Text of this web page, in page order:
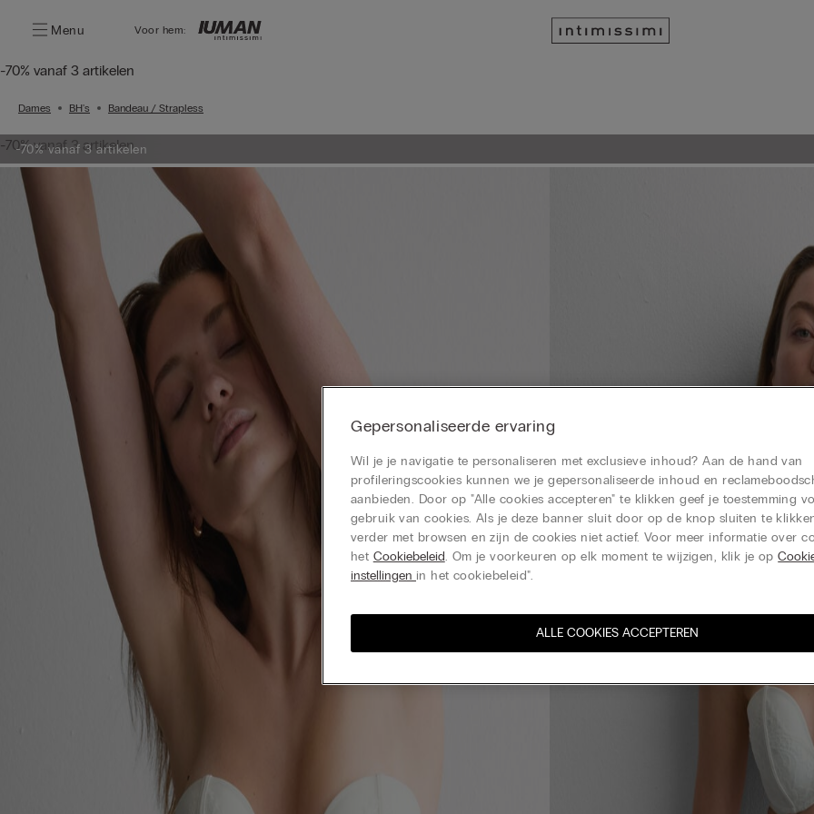
Menu Voor hem:
-70% vanaf 3 artikelen
Dames BH's Bandeau / Strapless
-70% vanaf 3 artikelen
-70% vanaf 3 artikelen
Gepersonaliseerde ervaring
Wil je je navigatie te personaliseren met exclusieve inhoud? Aan de hand van
profileringscookies kunnen we je gepersonaliseerde inhoud en
aanbieden. Door op "Alle cookies accepteren" te klikken geef je toestemming
gebruik van cookies. Als je deze banner sluit door op de knop sluiten te
verder met browsen en zijn de cookies niet actief. Voor meer informatie over
het Cookiebeleid. Om je voorkeuren op elk moment te wijzigen, klik je op
instellingen in het cookiebeleid".
ALLE COOKIES ACCEPTEREN